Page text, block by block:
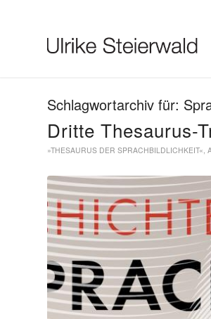
Ulrike Steierwald
Schlagwortarchiv für:
Dritte Thesaurus-
»THESAURUS DER SPRACHBILDLICHKEIT«,